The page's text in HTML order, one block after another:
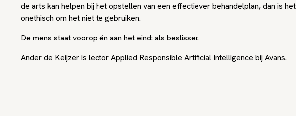
de arts kan helpen bij het opstellen van een effectiever behandelplan, dan is het
onethisch om het niet te gebruiken.
De mens staat voorop én aan het eind: als beslisser.
Ander de Keijzer is lector Applied Responsible Artificial Intelligence bij Avans.